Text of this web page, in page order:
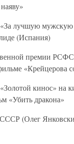
«За лучшую
(Испания)
премии
«Крейцерова
кинос» на
«Убить дракона»
(Олег